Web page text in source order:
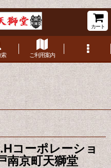
カート
ご利用案内
コーポレーショ
京町天獅堂